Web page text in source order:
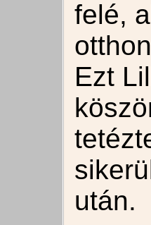
felé,
Ezt
után.